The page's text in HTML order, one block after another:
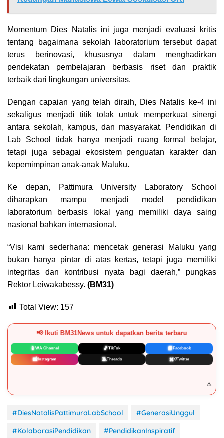
Momentum Dies Natalis ini juga menjadi evaluasi kritis
tentang bagaimana sekolah laboratorium tersebut dapat
terus berinovasi, khususnya dalam menghadirkan
pendekatan pembelajaran berbasis riset dan praktik
terbaik dari lingkungan universitas.
Dengan capaian yang telah diraih, Dies Natalis ke-4 ini
sekaligus menjadi titik tolak untuk memperkuat sinergi
antara sekolah, kampus, dan masyarakat. Pendidikan di
Lab School tidak hanya menjadi ruang formal belajar,
tetapi juga sebagai ekosistem penguatan karakter dan
kepemimpinan anak-anak Maluku.
Ke depan, Pattimura University Laboratory School
diharapkan mampu menjadi model pendidikan
laboratorium berbasis lokal yang memiliki daya saing
nasional bahkan internasional.
“Visi kami sederhana: mencetak generasi Maluku yang
bukan hanya pintar di atas kertas, tetapi juga memiliki
integritas dan kontribusi nyata bagi daerah,” pungkas
Rektor Leiwakabessy. (BM31)
Total View: 157
📢 Ikuti BM31News untuk dapatkan berita terbaru
📱WA Channel 🎵TikTok 📘Facebook
📸Instagram 🧵Threads ✖️X/Twitter
Konten BM31News.com
#DiesNatalisPattimuraLabSchool
#GenerasiUnggul
#KolaborasiPendidikan
#PendidikanInspiratif